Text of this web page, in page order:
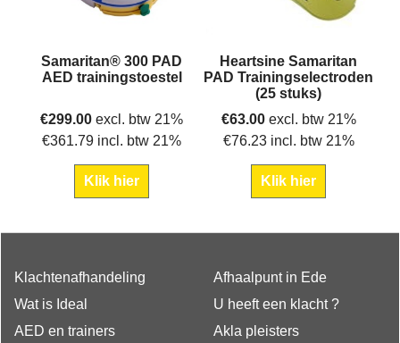
Samaritan® 300 PAD
AED trainingstoestel
€299.00 excl. btw 21%
€361.79 incl. btw 21%
Klik hier
Heartsine Samaritan
PAD Trainingselectroden
(25 stuks)
€63.00 excl. btw 21%
€76.23 incl. btw 21%
Klik hier
Klachtenafhandeling
Wat is Ideal
AED en trainers
Afhaalpunt in Ede
U heeft een klacht ?
Akla pleisters